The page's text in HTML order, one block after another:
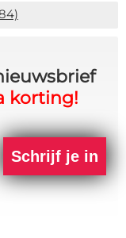
korting!
Schrijf je in